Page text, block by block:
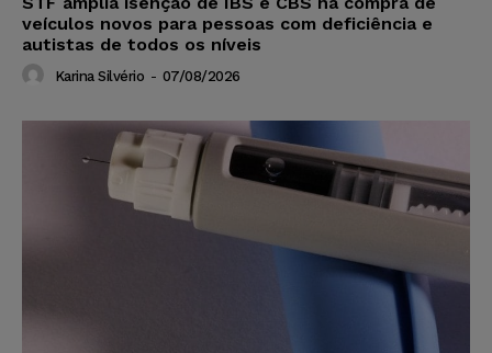
veículos novos para pessoas com deficiência e
autistas de todos os níveis
Karina Silvério - 07/08/2026